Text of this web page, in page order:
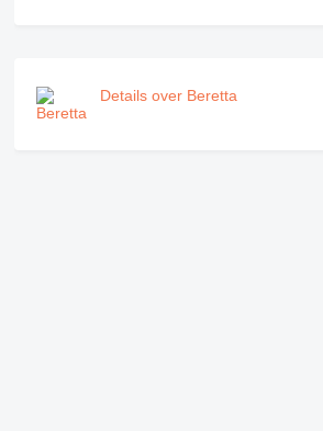
Details over Beretta